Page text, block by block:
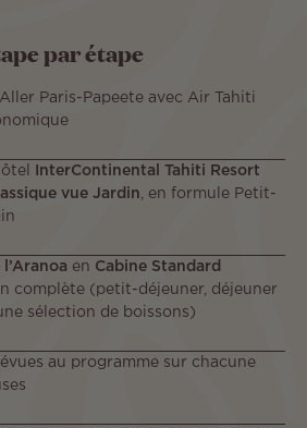
par étape
Paris-Papeete avec Air Tahiti
InterContinental Tahiti Resort
vue Jardin, en formule Petit-
l’Aranoa en Cabine Standard
complète (petit-déjeuner, déjeuner
sélection de boissons)
au programme sur chacune